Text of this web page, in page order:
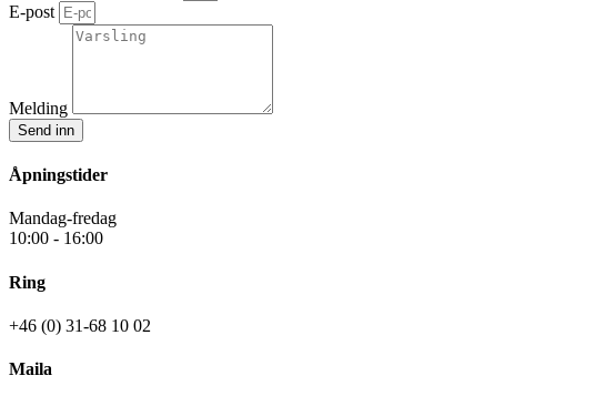
E-post
Melding
Send inn
Åpningstider
Mandag-fredag
10:00 - 16:00
Ring
+46 (0) 31-68 10 02
Maila